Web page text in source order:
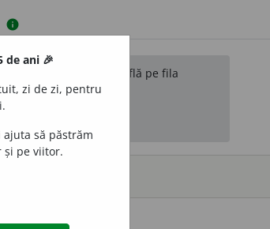
info
originale se află pe fila
.
de ani 🎉
zi de zi, pentru
să păstrăm
și pe viitor.